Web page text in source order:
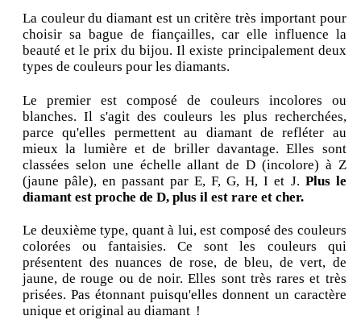
La couleur du diamant est un critère très important pour
choisir sa bague de fiançailles, car elle influence la
beauté et le prix du bijou. Il existe principalement deux
types de couleurs pour les diamants.
Le premier est composé de couleurs incolores ou
blanches. Il s'agit des couleurs les plus recherchées,
parce qu'elles permettent au diamant de refléter au
mieux la lumière et de briller davantage. Elles sont
classées selon une échelle allant de D (incolore) à Z
(jaune pâle), en passant par E, F, G, H, I et J. Plus le
diamant est proche de D, plus il est rare et cher.
Le deuxième type, quant à lui, est composé des couleurs
colorées ou fantaisies. Ce sont les couleurs qui
présentent des nuances de rose, de bleu, de vert, de
jaune, de rouge ou de noir. Elles sont très rares et très
prisées. Pas étonnant puisqu'elles donnent un caractère
unique et original au diamant !